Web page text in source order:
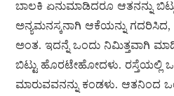
ಬಾಲಕಿ ಏನುಮಾಡಿದರೂ ಆತನನ್ನು
ಅನ್ಯಮನಸ್ಕನಾಗಿ ಆಕೆಯನ್ನು ಗದರಿಸಿದ,
ಅಂತ. ಇದನ್ನೆ ಒಂದು ನಿಮಿತ್ತವಾಗಿ
ಬಿಟ್ಟು ಹೊರಟೇಹೋದಳು. ರಸ್ತೆಯಲ್ಲಿ
ಮಾರುವವನನ್ನು ಕಂಡಳು. ಆತನಿಂದ